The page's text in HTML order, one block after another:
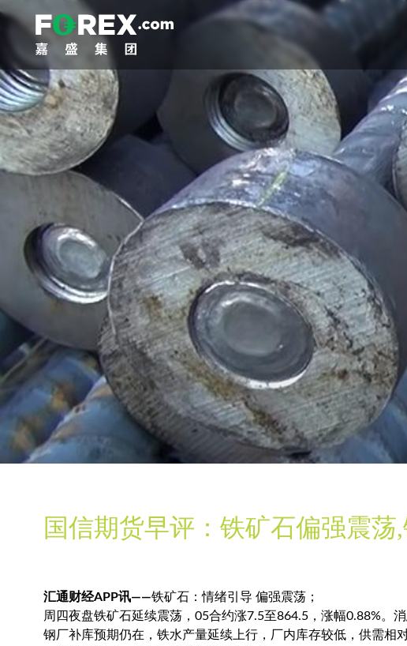
国信期货早评：铁矿石偏强震
汇通财经APP讯——铁矿石：情绪引导 偏强震荡；
周四夜盘铁矿石延续震荡，05合约涨7.5至864.5，涨幅0.88%。
钢厂补库预期仍在，铁水产量延续上行，厂内库存较低，供需相